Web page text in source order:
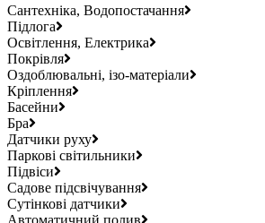
Сантехніка, Водопостачання
Підлога
Освітлення, Електрика
Покрівля
Оздоблювальні, ізо-матеріали
Кріплення
Басейни
Бра
Датчики руху
Паркові світильники
Підвіси
Садове підсвічування
Сутінкові датчики
Автоматичний полив